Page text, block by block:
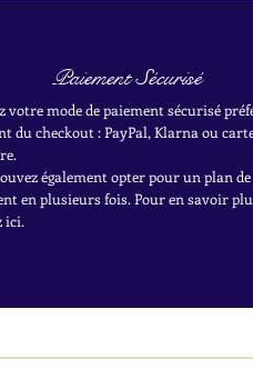
Paiement Sécurisé
votre mode de paiement sécurisé
du checkout : PayPal, Klarna ou
également opter pour un plan de
en plusieurs fois. Pour en savoir
ici.